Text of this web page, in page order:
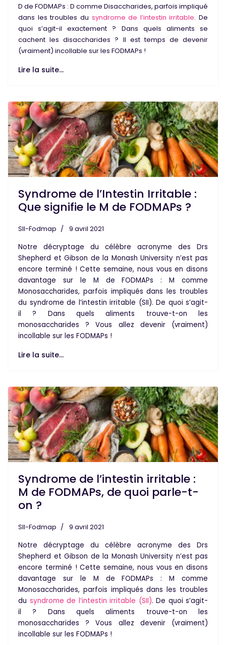
D de FODMAPs : D comme Disaccharides, parfois impliqué
dans les troubles du syndrome de l’intestin irritable. De
quoi s’agit-il exactement ? Dans quels aliments se
cachent les disaccharides ? Il est temps de devenir
(vraiment) incollable sur les FODMAPs !
Lire la suite...
Syndrome de l’Intestin Irritable :
Que signifie le M de FODMAPs ?
SII-Fodmap
9 avril 2021
Notre décryptage du célèbre acronyme des Drs
Shepherd et Gibson de la Monash University n’est pas
encore terminé ! Cette semaine, nous vous en disons
davantage sur le M de FODMAPs : M comme
Monosaccharides, parfois impliqués dans les troubles
du syndrome de l’intestin irritable (SII). De quoi s’agit-
il ? Dans quels aliments trouve-t-on les
monosaccharides ? Vous allez devenir (vraiment)
incollable sur les FODMAPs !
Lire la suite...
Syndrome de l’intestin irritable :
M de FODMAPs, de quoi parle-t-
on ?
SII-Fodmap
9 avril 2021
Notre décryptage du célèbre acronyme des Drs
Shepherd et Gibson de la Monash University n’est pas
encore terminé ! Cette semaine, nous vous en disons
davantage sur le M de FODMAPs : M comme
Monosaccharides, parfois impliqués dans les troubles
du syndrome de l’intestin irritable (SII). De quoi s’agit-
il ? Dans quels aliments trouve-t-on les
monosaccharides ? Vous allez devenir (vraiment)
incollable sur les FODMAPs !